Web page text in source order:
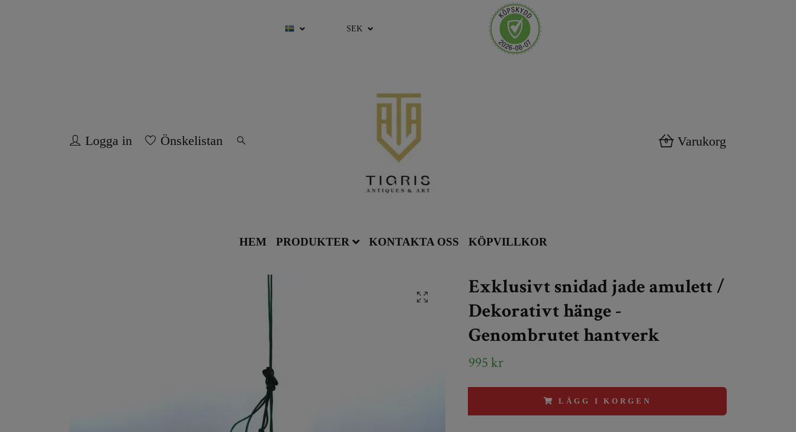
SEK
Logga in Önskelistan 0 Varukorg
HEM PRODUKTER KONTAKTA OSS KÖPVILLKOR
Exklusivt snidad jade amulett /
Dekorativt hänge -
Genombrutet hantverk
995 kr
LÄGG I KORGEN